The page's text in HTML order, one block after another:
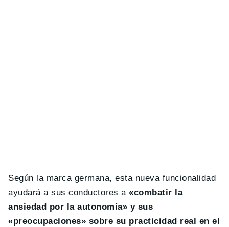
Según la marca germana, esta nueva funcionalidad
ayudará a sus conductores a«combatir la
ansiedad por la autonomía» y sus
«preocupaciones» sobre su practicidad real en el